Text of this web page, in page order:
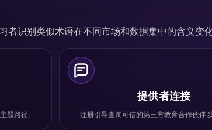
识别类似术语在不同市场和数据集中的含义变化
题路径。
提供者连接
注册引导查询可信的第三方教育合作伙伴以